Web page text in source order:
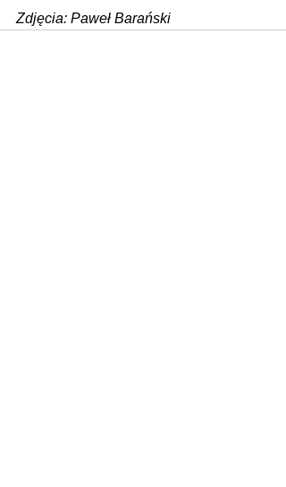
Zdjęcia: Paweł Barański